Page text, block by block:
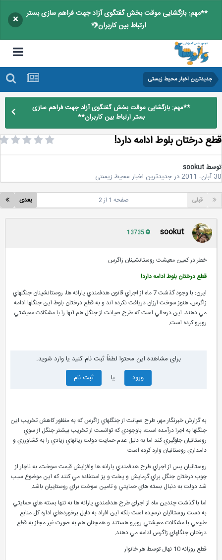
**مهم: بازگشایی موقت بخش گفتگوی آزاد جهت فراهم سازی بستر
ارتباط بین کاربران**
×
جدیدترین اخبار محیط زیستی
**مهم: بازگشایی موقت بخش گفتگوی آزاد جهت فراهم سازی
بستر ارتباط بین کاربران**
درختان بلوط ادامه دارد!
sookut
درجدیدترین اخبار محیط زیستی
قبلی بعدی صفحه 1 از 2
sookut
خطر در کمين معيشت روستانشينان زاگرس
قطع درختان بلوط ادامه دارد!
ايرن: با وجود گذشت 7 ماه از اجراي قانون هدفمندي يارانه ها، روستانشينان جنگلهاي
زاگرس، هنوز سوخت ارزان دريافت نکرده اند و به قطع درختان بلوط اين جنگلها ادامه
مي دهند، اين درحالي است که طرح صيانت از جنگل هم آنها را با مشکلات معيشتي
روبرو کرده است.
برای مشاهده این محتوا لطفاً ثبت نام کنید یا وارد شوید.
ورود
ثبت نام
به گزارش خبرنگار مهر، طرح صيانت از جنگلهاي زاگرس که به منظور کاهش تخريب اين
جنگلها به اجرا درآمده است، باوجودي که توانست از تخريب بيشتر جنگل از سوي
روستائيان جلوگيري کند اما به دليل عدم حمايت دولت زيانهاي زيادي را به کشاورزي و
دامداري روستائيان وارد کرده است.
روستائيان پس از اجراي طرح هدفمندي يارانه ها وافزايش قيمت سوخت، به ناچار از
چوب درختان جنگل براي گرمايش و پخت و پز استفاده مي کنند که اين موضوع سبب
شد دولت به دنبال بسته هاي حمايتي و تامين سوخت براي روستاييان باشد.
اما با گذشت چندين ماه از اجراي طرح هدفمندي يارانه ها نه تنها بسته هاي حمايتي
به دست روستائيان نرسيده است بلکه اين افراد به دليل برخوردهاي اداره کل منابع
طبيعي با مشکلات معيشتي روبرو هستند و همچنان هم به صورت غير مجاز به قطع
درختان جنگلهاي زاگرس ادامه مي دهند.
قطع روزانه 10 نهال توسط هر خانوار